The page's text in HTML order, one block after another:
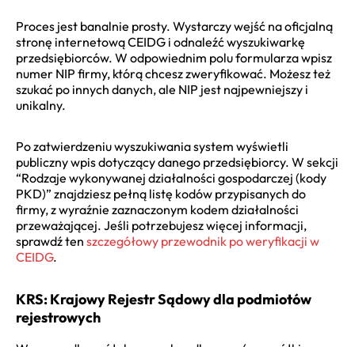
Proces jest banalnie prosty. Wystarczy wejść na oficjalną
stronę internetową CEIDG i odnaleźć wyszukiwarkę
przedsiębiorców. W odpowiednim polu formularza wpisz
numer NIP firmy, którą chcesz zweryfikować. Możesz też
szukać po innych danych, ale NIP jest najpewniejszy i
unikalny.
Po zatwierdzeniu wyszukiwania system wyświetli
publiczny wpis dotyczący danego przedsiębiorcy. W sekcji
“Rodzaje wykonywanej działalności gospodarczej (kody
PKD)” znajdziesz pełną listę kodów przypisanych do
firmy, z wyraźnie zaznaczonym kodem działalności
przeważającej. Jeśli potrzebujesz więcej informacji,
sprawdź ten szczegółowy przewodnik po weryfikacji w
CEIDG.
KRS: Krajowy Rejestr Sądowy dla podmiotów
rejestrowych